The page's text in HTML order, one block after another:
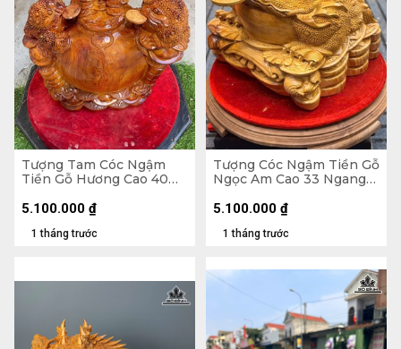
Tượng Tam Cóc Ngậm
Tiền Gỗ Hương Cao 40
1 tháng trước
5.100.000 ₫
Tượng Cóc Ngậm Tiền Gỗ
Ngọc Am Cao 33 Ngang
1 tháng trước
5.100.000 ₫